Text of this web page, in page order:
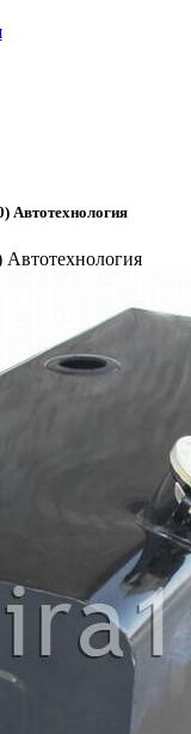
Автотехнология
Автотехнология